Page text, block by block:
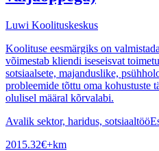
Luwi Koolituskeskus
Koolituse eesmärgiks on
võimestab kliendi iseseisvat
sotsiaalsete, majanduslike,
probleemide tõttu oma kohustuste
olulisel määral kõrvalabi.
Avalik sektor, haridus, sotsiaaltöö
2015.32€+km